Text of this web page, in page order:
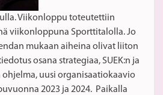
Viikonloppu toteutettiin
viikonloppuna Sporttitalolla. Jo
mukaan aiheina olivat liiton
osana strategiaa, SUEK:n ja
uusi organisaatiokaavio
2023 ja 2024. Paikalla